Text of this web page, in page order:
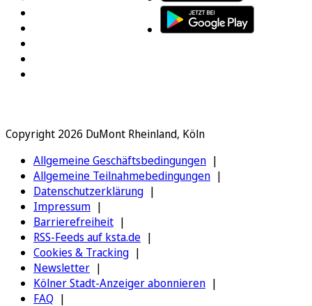
Copyright 2026 DuMont Rheinland, Köln
Allgemeine Geschäftsbedingungen
Allgemeine Teilnahmebedingungen
Datenschutzerklärung
Impressum
Barrierefreiheit
RSS-Feeds auf ksta.de
Cookies & Tracking
Newsletter
Kölner Stadt-Anzeiger abonnieren
FAQ